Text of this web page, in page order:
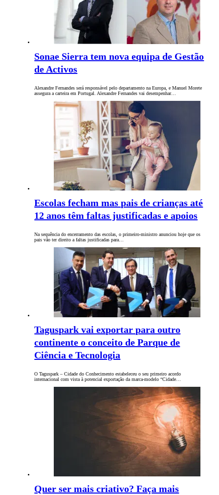
Sonae Sierra tem nova equipa de Gestão
de Activos
Alexandre Fernandes será responsável pelo departamento na Europa, e Manuel Morete
assegura a carteira em Portugal. Alexandre Fernandes vai desempenhar…
Escolas fecham mas pais de crianças até
12 anos têm faltas justificadas e apoios
Na sequência do encerramento das escolas, o primeiro-ministro anunciou hoje que os
pais vão ter direito a faltas justificadas para…
Taguspark vai exportar para outro
continente o conceito de Parque de
Ciência e Tecnologia
O Taguspark – Cidade do Conhecimento estabeleceu o seu primeiro acordo
internacional com vista à potencial exportação da marca-modelo “Cidade…
Quer ser mais criativo? Faça mais